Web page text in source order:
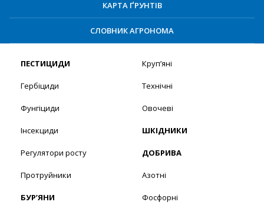
КАРТА ҐРУНТІВ
СЛОВНИК АГРОНОМА
ПЕСТИЦИДИ
Гербіциди
Фунгіциди
Інсекциди
Регулятори росту
Протруйники
БУР’ЯНИ
Круп’яні
Технічні
Овочеві
ШКІДНИКИ
ДОБРИВА
Азотні
Фосфорні